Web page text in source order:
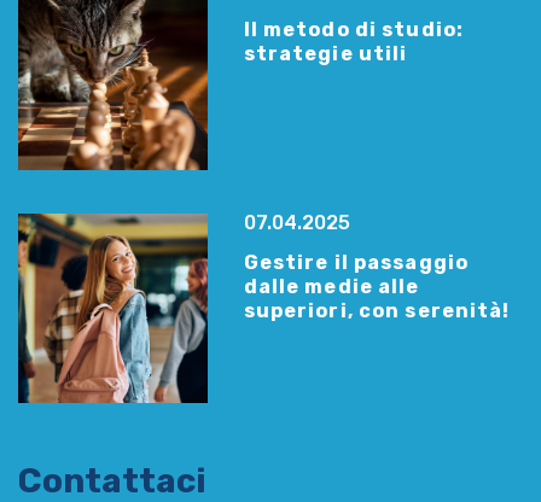
Il metodo di studio:
strategie utili
07.04.2025
Gestire il passaggio
dalle medie alle
superiori, con serenità!
Contattaci